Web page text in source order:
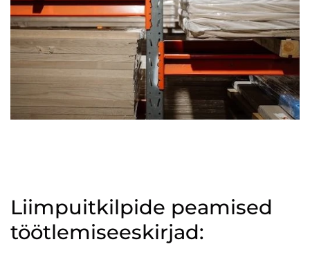
Liimpuitkilpide peamised
töötlemiseeskirjad: